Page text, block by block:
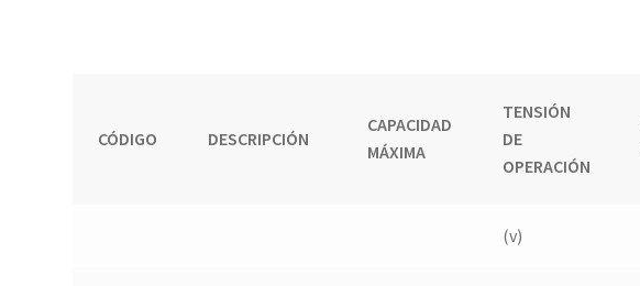
CÓDIGO DESCRIPCIÓN
CAPACIDAD
MÁXIMA
TENSIÓN
DE
OPERACIÓN
(v)